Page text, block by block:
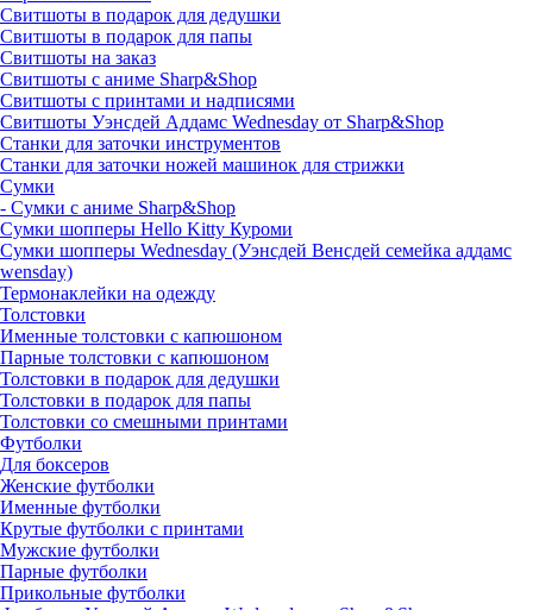
Свитшоты в подарок для дедушки
Свитшоты в подарок для папы
Свитшоты на заказ
Свитшоты с аниме Sharp&Shop
Свитшоты с принтами и надписями
Свитшоты Уэнсдей Аддамс Wednesday от Sharp&Shop
Станки для заточки инструментов
Станки для заточки ножей машинок для стрижки
Сумки
- Сумки с аниме Sharp&Shop
Сумки шопперы Hello Kitty Куроми
Сумки шопперы Wednesday (Уэнсдей Венсдей семейка аддамс
wensday)
Термонаклейки на одежду
Толстовки
Именные толстовки с капюшоном
Парные толстовки с капюшоном
Толстовки в подарок для дедушки
Толстовки в подарок для папы
Толстовки со смешными принтами
Футболки
Для боксеров
Женские футболки
Именные футболки
Крутые футболки с принтами
Мужские футболки
Парные футболки
Прикольные футболки